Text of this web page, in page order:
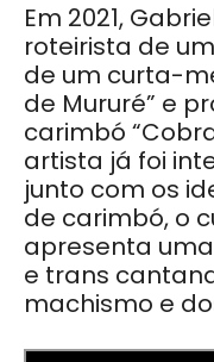
Em 2021,
roteirista de
de um curta-
de Mururé” e
carimbó
artista já foi
junto com os
de carimbó, o
apresenta
e trans
machismo e